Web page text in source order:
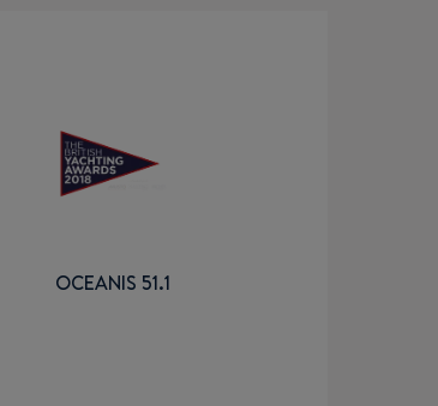
OCEANIS 51.1